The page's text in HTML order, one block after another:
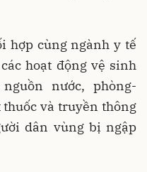
hợp cùng ngành y tế
hoạt động vệ sinh
nước, phòng-
và truyền thông
dân vùng bị ngập